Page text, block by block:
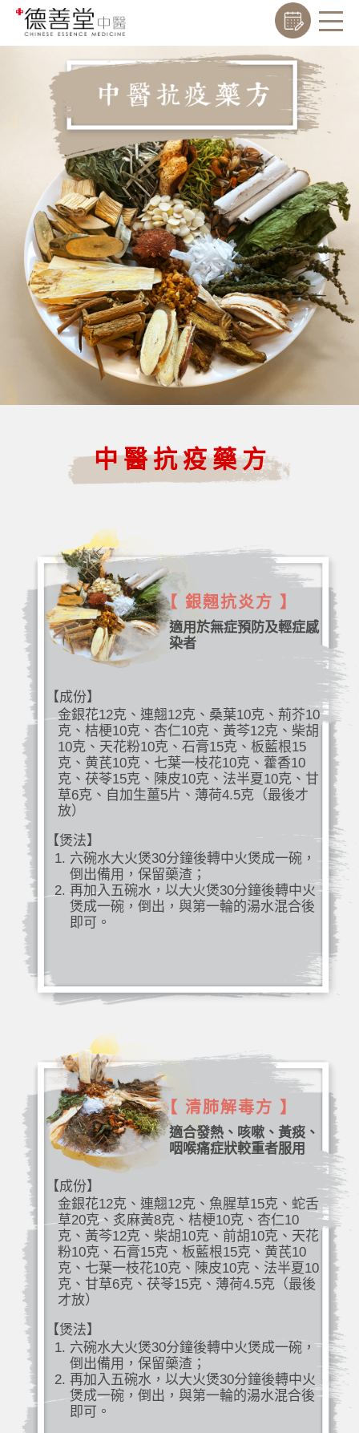
中醫抗疫藥方
【 銀翹抗炎方 】
適用於無症預防及輕症感
染者
【成份】
金銀花12克、連翹12克、桑葉10克、荊芥10
克、桔梗10克、杏仁10克、黃芩12克、柴胡
10克、天花粉10克、石膏15克、板藍根15
克、黄芪10克、七葉一枝花10克、藿香10
克、茯苓15克、陳皮10克、法半夏10克、甘
草6克、自加生薑5片、薄荷4.5克（最後才
放）
【煲法】
六碗水大火煲30分鐘後轉中火煲成一碗，
倒出備用，保留藥渣；
再加入五碗水，以大火煲30分鐘後轉中火
煲成一碗，倒出，與第一輪的湯水混合後
即可。
【 清肺解毒方 】
適合發熱、咳嗽、黃痰、
咽喉痛症狀較重者服用
【成份】
金銀花12克、連翹12克、魚腥草15克、蛇舌
草20克、炙麻黃8克、桔梗10克、杏仁10
克、黃芩12克、柴胡10克、前胡10克、天花
粉10克、石膏15克、板藍根15克、黄芪10
克、七葉一枝花10克、陳皮10克、法半夏10
克、甘草6克、茯苓15克、薄荷4.5克（最後
才放）
【煲法】
六碗水大火煲30分鐘後轉中火煲成一碗，
倒出備用，保留藥渣；
再加入五碗水，以大火煲30分鐘後轉中火
煲成一碗，倒出，與第一輪的湯水混合後
即可。